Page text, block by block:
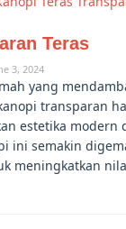
Teras
3, 2024
yang
transparan
estetika modern
ini semakin
meningkatkan